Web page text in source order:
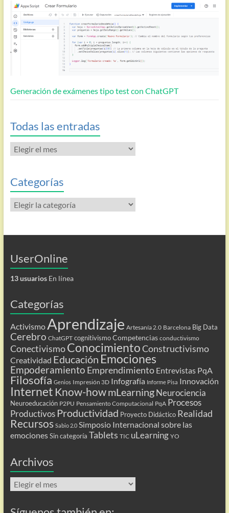
Generación de exámenes tipo test con ChatGPT
Todas las entradas
Todas
las
Categorías
Categorías
UserOnline
13 usuariosEn línea
Categorías
Activismo Aprendizaje Artesanía 2.0 Barcelona Big Data
Cerebro ChatGPT cognitivismo Competencias conductivismo
ConectivismoConocimientoConstructivismo
Creatividad Educación Emociones
Empoderamiento Emprendimiento Entrevistas PqA
Filosofía Genios Impresión 3D Infografía Informe Pisa Innovación
Internet Know-howmLearning Neurociencia
Neuroeducación P2PU Pensamiento Computacional PqA Procesos
Productivos Productividad Proyecto Didáctico Realidad
Recursos Sabio 2.0 Simposio Internacional sobre las
emociones Sin categoría Tablets TIC uLearning YO
Archivos
Archivos